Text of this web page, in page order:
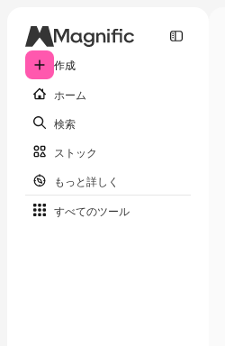
作成
ホーム
検索
ストック
もっと詳しく
すべてのツール